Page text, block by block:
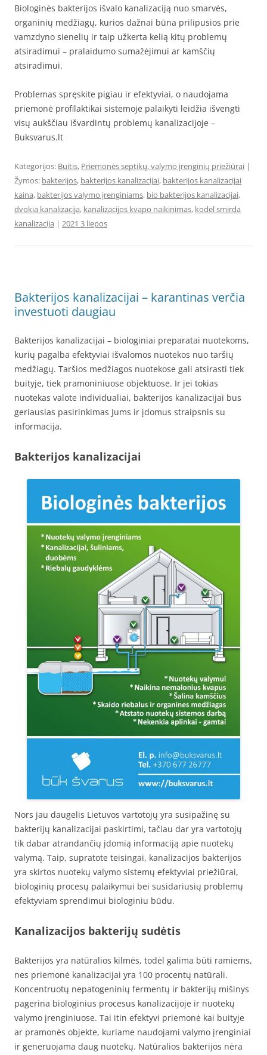
Biologinės bakterijos išvalo kanalizaciją nuo smarvės,
organinių medžiagų, kurios dažnai būna prilipusios prie
vamzdyno sienelių ir taip užkerta kelią kitų problemų
atsiradimui – pralaidumo sumažėjimui ar kamščių
atsiradimui.
Problemas spręskite pigiau ir efektyviai, o naudojama
priemonė profilaktikai sistemoje palaikyti leidžia išvengti
visų aukščiau išvardintų problemų kanalizacijoje –
Buksvarus.lt
Kategorijos: Buitis, Priemonės septikų, valymo įrenginių priežiūrai |
Žymos: bakterijos, bakterijos kanalizacijai, bakterijos kanalizacijai
kaina, bakterijos valymo įrenginiams, bio bakterijos kanalizacijai,
dvokia kanalizacija, kanalizacijos kvapo naikinimas, kodel smirda
kanalizacija | 2021 3 liepos
Bakterijos kanalizacijai – karantinas verčia
investuoti daugiau
Bakterijos kanalizacijai – biologiniai preparatai nuotekoms,
kurių pagalba efektyviai išvalomos nuotekos nuo taršių
medžiagų. Taršios medžiagos nuotekose gali atsirasti tiek
buityje, tiek pramoniniuose objektuose. Ir jei tokias
nuotekas valote individualiai, bakterijos kanalizacijai bus
geriausias pasirinkimas Jums ir įdomus straipsnis su
informacija.
Bakterijos kanalizacijai
Nors jau daugelis Lietuvos vartotojų yra susipažinę su
bakterijų kanalizacijai paskirtimi, tačiau dar yra vartotojų
tik dabar atrandančių įdomią informaciją apie nuotekų
valymą. Taip, supratote teisingai, kanalizacijos bakterijos
yra skirtos nuotekų valymo sistemų efektyviai priežiūrai,
biologinių procesų palaikymui bei susidariusių problemų
efektyviam sprendimui biologiniu būdu.
Kanalizacijos bakterijų sudėtis
Bakterijos yra natūralios kilmės, todėl galima būti ramiems,
nes priemonė kanalizacijai yra 100 procentų natūrali.
Koncentruotų nepatogeninių fermentų ir bakterijų mišinys
pagerina biologinius procesus kanalizacijoje ir nuotekų
valymo įrenginiuose. Tai itin efektyvi priemonė kai buityje
ar pramonės objekte, kuriame naudojami valymo įrenginiai
ir generuojama daug nuotekų. Natūralios bakterijos nėra